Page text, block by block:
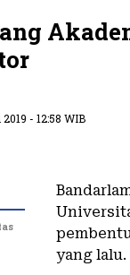
- 12:58 WIB
yang lalu.